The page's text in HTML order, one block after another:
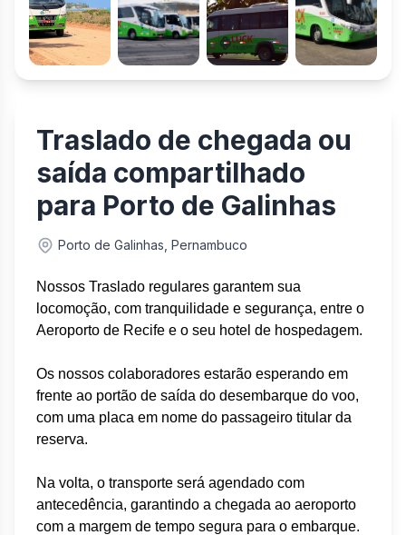
Traslado de chegada ou
saída compartilhado
para Porto de Galinhas
Porto de Galinhas, Pernambuco
Nossos Traslado regulares garantem sua
locomoção, com tranquilidade e segurança, entre o
Aeroporto de Recife e o seu hotel de hospedagem.
O​s nossos colaboradores estarão esperando em
frente ao portão de saída do desembarque ​ do voo,
com uma placa em nome do passageiro titular ​ da
reserva.
Na volta, o transporte será agendado com
antecedência, garantindo a chegada ao aeroporto
com a margem de tempo segura para o embarque.